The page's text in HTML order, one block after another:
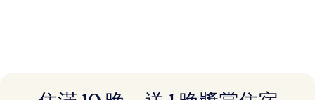
即訂即慳。